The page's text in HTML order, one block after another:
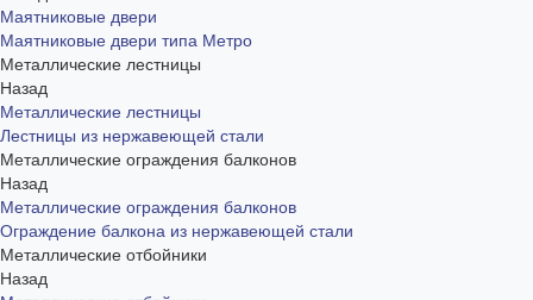
Маятниковые двери
Маятниковые двери типа Метро
Металлические лестницы
Назад
Металлические лестницы
Лестницы из нержавеющей стали
Металлические ограждения балконов
Назад
Металлические ограждения балконов
Ограждение балкона из нержавеющей стали
Металлические отбойники
Назад